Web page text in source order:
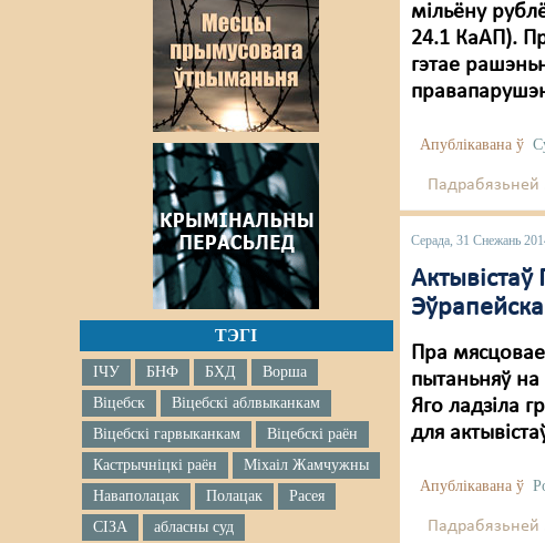
ТЭГІ
ІЧУ БНФ БХД
Ворша
Віцебск
Віцебскі аблвыканкам
Віцебскі гарвыканкам
Віцебскі раён
Кастрычніцкі раён
Міхаіл Жамчужны
Наваполацак
Полацак
Расея
СІЗА
абласны суд
мільёну
24.1 КаАП).
гэтае
Апублікавана ў
Падрабязьней
Серада, 31 Снежань
Пра
пытаньняў
Яго ладзіла
для
Апублікавана ў
Падрабязьней